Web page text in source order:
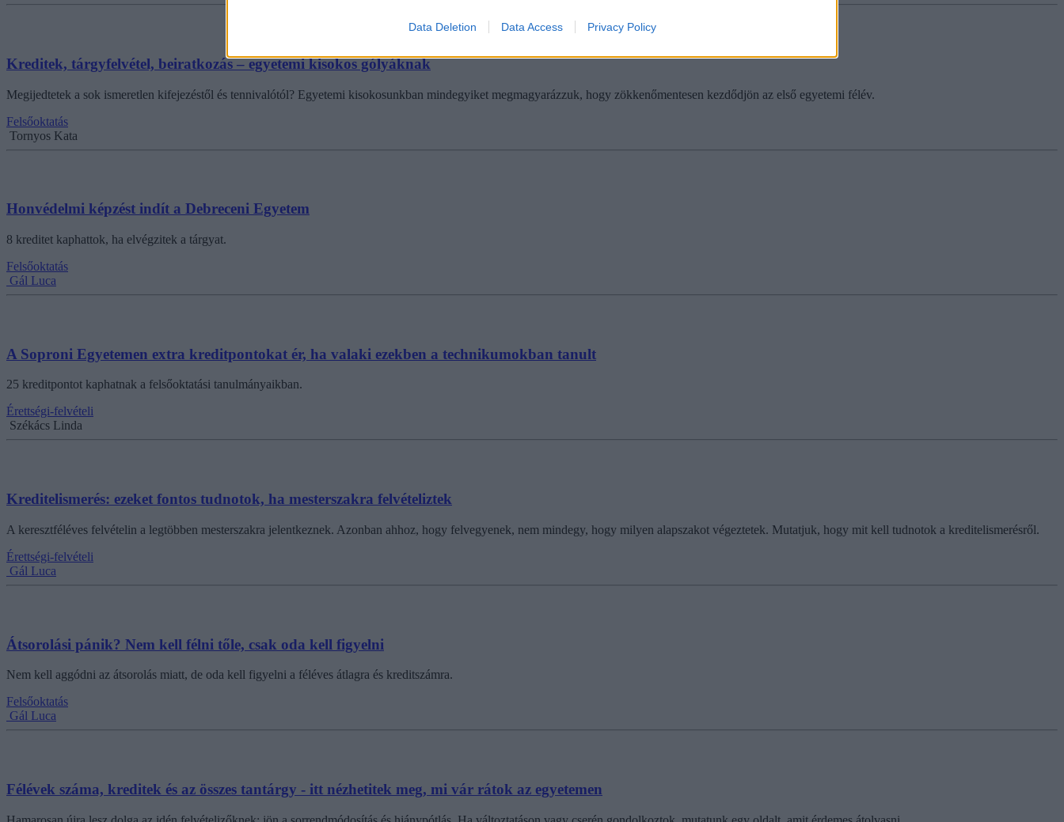
Data Deletion Data Access Privacy Policy
Kreditek, tárgyfelvétel, beiratkozás – egyetemi kisokos gólyáknak
Megijedtetek a sok ismeretlen kifejezéstől és tennivalótól? Egyetemi kisokosunkban mindegyiket megmagyarázzuk, hogy zökkenőmentesen kezdődjön az első egyetemi félév.
Felsőoktatás
Tornyos Kata
Honvédelmi képzést indít a Debreceni Egyetem
8 kreditet kaphattok, ha elvégzitek a tárgyat.
Felsőoktatás
Gál Luca
A Soproni Egyetemen extra kreditpontokat ér, ha valaki ezekben a technikumokban tanult
25 kreditpontot kaphatnak a felsőoktatási tanulmányaikban.
Érettségi-felvételi
Székács Linda
Kreditelismerés: ezeket fontos tudnotok, ha mesterszakra felvételiztek
A keresztféléves felvételin a legtöbben mesterszakra jelentkeznek. Azonban ahhoz, hogy felvegyenek, nem mindegy, hogy milyen alapszakot végeztetek. Mutatjuk, hogy mit kell tudnotok a kreditelismerésről.
Érettségi-felvételi
Gál Luca
Átsorolási pánik? Nem kell félni tőle, csak oda kell figyelni
Nem kell aggódni az átsorolás miatt, de oda kell figyelni a féléves átlagra és kreditszámra.
Felsőoktatás
Gál Luca
Félévek száma, kreditek és az összes tantárgy - itt nézhetitek meg, mi vár rátok az egyetemen